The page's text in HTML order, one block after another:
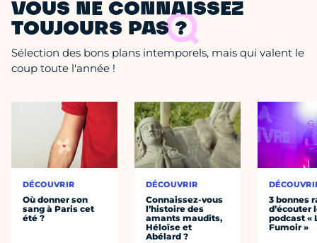
VOUS NE CONNAISSEZ
TOUJOURS PAS ?
Sélection des bons plans intemporels, mais qui valent le
coup toute l'année !
DÉCOUVRIR
Où donner son
sang à Paris cet
été ?
DÉCOUVRIR
Connaissez-vous
l’histoire des
amants maudits,
Héloïse et
Abélard ?
3 bonnes
d’écouter
podcast «
Fumoir »